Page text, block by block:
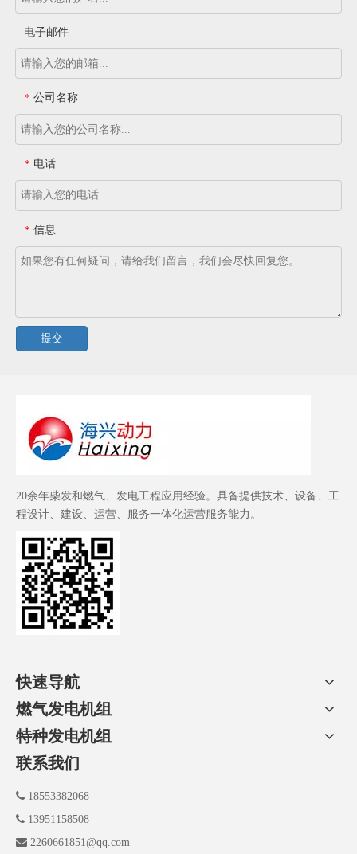
电子邮件
* 公司名称
* 电话
* 信息
提交
20余年柴发和燃气、发电工程应用经验。具备提供技术、设备、工
程设计、建设、运营、服务一体化运营服务能力。
快速导航
燃气发电机组
特种发电机组
联系我们
 18553382068
 13951158508
 2260661851@qq.com